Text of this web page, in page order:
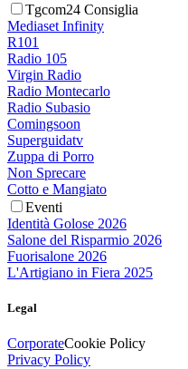
Tgcom24 Consiglia
Mediaset Infinity
R101
Radio 105
Virgin Radio
Radio Montecarlo
Radio Subasio
Comingsoon
Superguidatv
Zuppa di Porro
Non Sprecare
Cotto e Mangiato
Eventi
Identità Golose 2026
Salone del Risparmio 2026
Fuorisalone 2026
L'Artigiano in Fiera 2025
Legal
CorporateCookie Policy
Privacy Policy